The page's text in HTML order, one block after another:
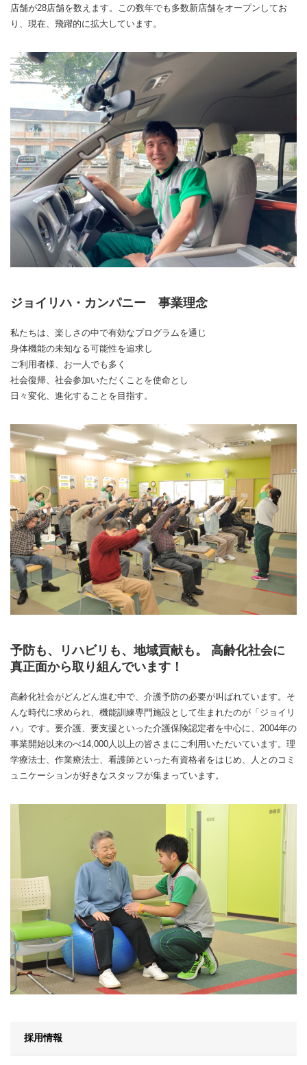
店舗が28店舗を数えます。この数年でも多数新店舗をオープンしてお
り、現在、飛躍的に拡大しています。
ジョイリハ・カンパニー 事業理念
私たちは、楽しさの中で有効なプログラムを通じ
身体機能の未知なる可能性を追求し
ご利用者様、お一人でも多く
社会復帰、社会参加いただくことを使命とし
日々変化、進化することを目指す。
予防も、リハビリも、地域貢献も。 高齢化社会に
真正面から取り組んでいます！
高齢化社会がどんどん進む中で、介護予防の必要が叫ばれています。そ
んな時代に求められ、機能訓練専門施設として生まれたのが「ジョイリ
ハ」です。要介護、要支援といった介護保険認定者を中心に、2004年の
事業開始以来のべ14,000人以上の皆さまにご利用いただいています。理
学療法士、作業療法士、看護師といった有資格者をはじめ、人とのコミ
ュニケーションが好きなスタッフが集まっています。
採用情報